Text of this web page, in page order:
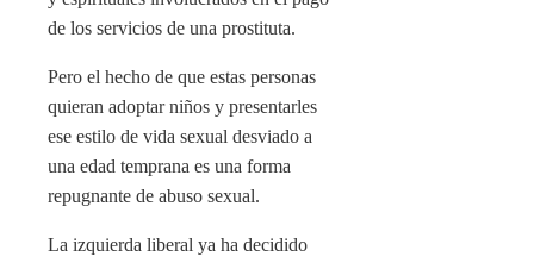
de los servicios de una prostituta.
Pero el hecho de que estas personas
quieran adoptar niños y presentarles
ese estilo de vida sexual desviado a
una edad temprana es una forma
repugnante de abuso sexual.
La izquierda liberal ya ha decidido